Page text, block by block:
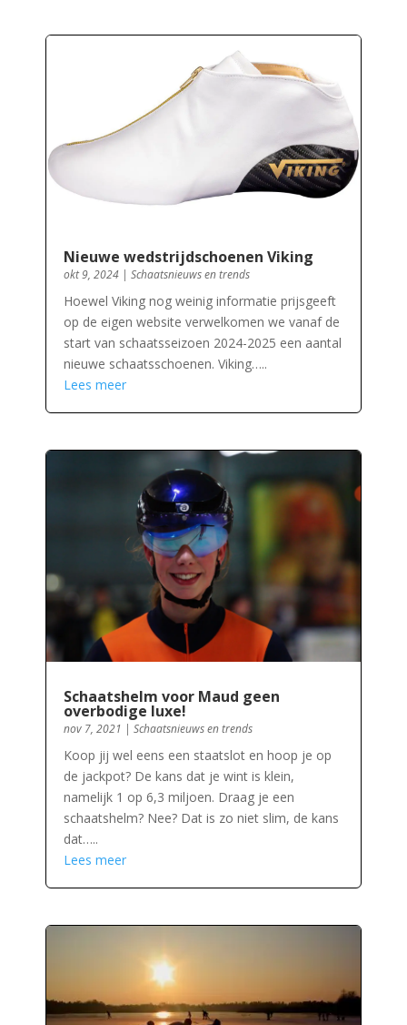
Nieuwe wedstrijdschoenen Viking
okt 9, 2024| Schaatsnieuws en trends
Hoewel Viking nog weinig informatie prijsgeeft
op de eigen website verwelkomen we vanaf de
start van schaatsseizoen 2024-2025 een aantal
nieuwe schaatsschoenen. Viking…..
Lees meer
Schaatshelm voor Maud geen
overbodige luxe!
nov 7, 2021 | Schaatsnieuws en trends
Koop jij wel eens een staatslot en hoop je op
de jackpot? De kans dat je wint is klein,
namelijk 1 op 6,3 miljoen. Draag je een
schaatshelm? Nee? Dat is zo niet slim, de kans
dat…..
Lees meer